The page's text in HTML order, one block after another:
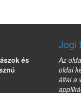
és
Jogi
Az
oldal
által a